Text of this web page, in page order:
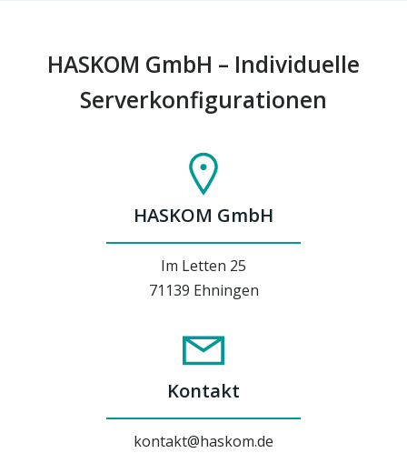
HASKOM GmbH – Individuelle
Serverkonfigurationen
HASKOM GmbH
Im Letten 25
71139 Ehningen
Kontakt
kontakt@haskom.de